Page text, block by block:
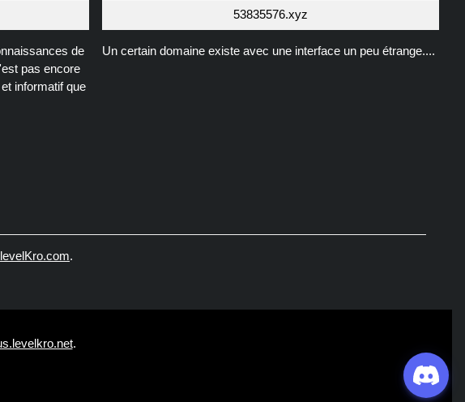
de
pas encore
informatif que
53835576.xyz
Un certain domaine existe avec une interface un peu étrange....
levelKro.com.
.